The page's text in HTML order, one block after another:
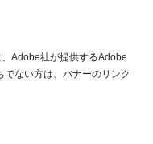
Adobe社が提供するAdobe
ない方は、バナーのリンク